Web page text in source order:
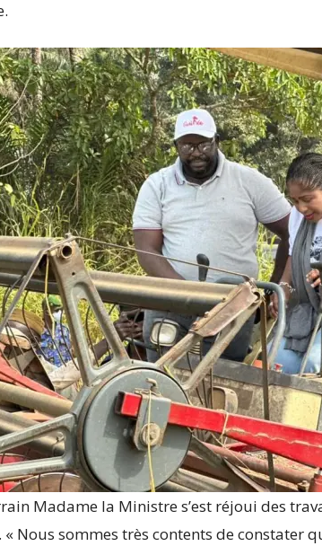
Madame la Ministre s’est réjoui des
« Nous sommes très contents de constater